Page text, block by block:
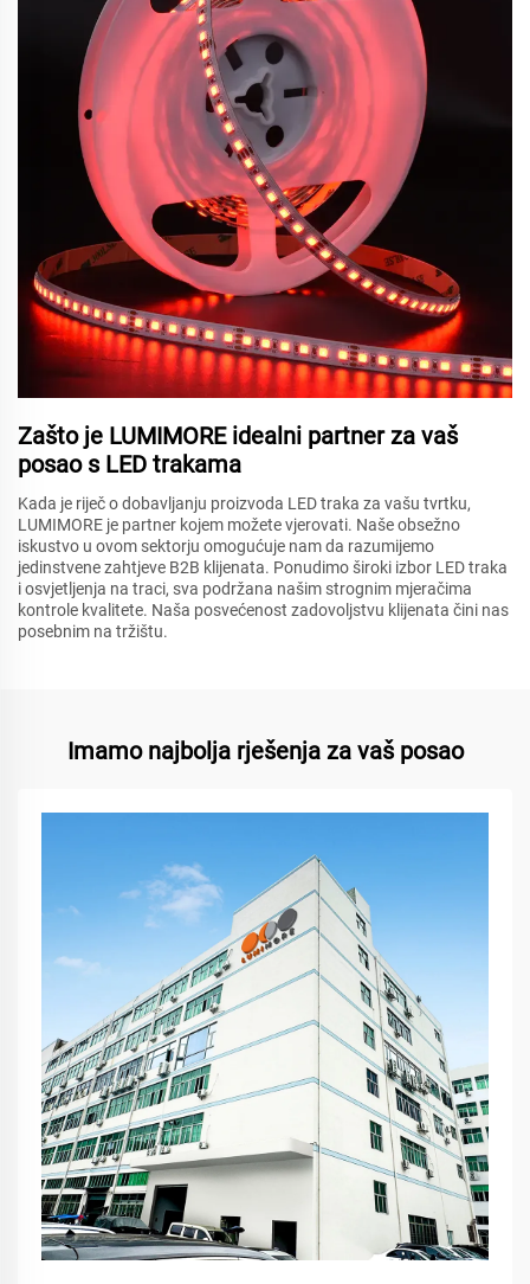
Zašto je LUMIMORE idealni partner za vaš
posao s LED trakama
Kada je riječ o dobavljanju proizvoda LED traka za vašu tvrtku,
LUMIMORE je partner kojem možete vjerovati. Naše obsežno
iskustvo u ovom sektorju omogućuje nam da razumijemo
jedinstvene zahtjeve B2B klijenata. Ponudimo široki izbor LED traka
i osvjetljenja na traci, sva podržana našim strognim mjeračima
kontrole kvalitete. Naša posvećenost zadovoljstvu klijenata čini nas
posebnim na tržištu.
Imamo najbolja rješenja za vaš posao